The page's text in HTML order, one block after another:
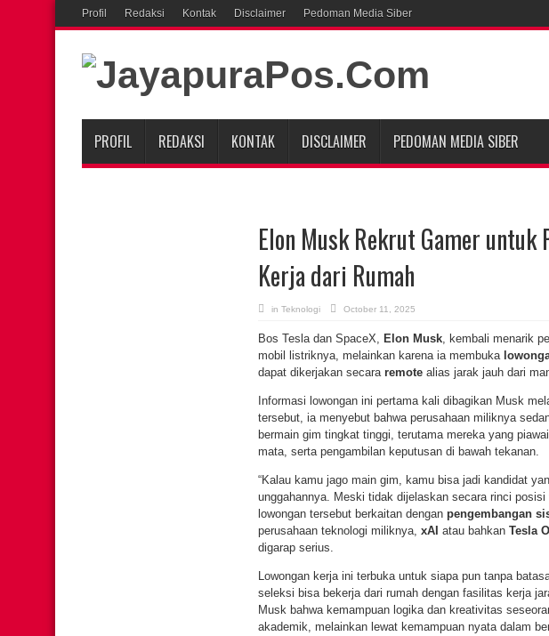
Profil Redaksi Kontak Disclaimer Pedoman Media Siber
PROFIL REDAKSI KONTAK DISCLAIMER PEDOMAN MEDIA SIBER
Elon Musk Rekrut Gamer untuk
Kerja dari Rumah
in Teknologi October 11, 2025
Bos Tesla dan SpaceX, Elon Musk, kembali menarik
mobil listriknya, melainkan karena ia membuka
dapat dikerjakan secara remote alias jarak jauh dari
Informasi lowongan ini pertama kali dibagikan Musk
tersebut, ia menyebut bahwa perusahaan miliknya
bermain gim tingkat tinggi, terutama mereka yang
mata, serta pengambilan keputusan di bawah tekanan.
“Kalau kamu jago main gim, kamu bisa jadi kandidat
unggahannya. Meski tidak dijelaskan secara rinci
lowongan tersebut berkaitan dengan pengembangan
perusahaan teknologi miliknya, xAI atau bahkan Tesla
digarap serius.
Lowongan kerja ini terbuka untuk siapa pun tanpa
seleksi bisa bekerja dari rumah dengan fasilitas kerja
Musk bahwa kemampuan logika dan kreativitas
akademik, melainkan lewat kemampuan nyata dalam